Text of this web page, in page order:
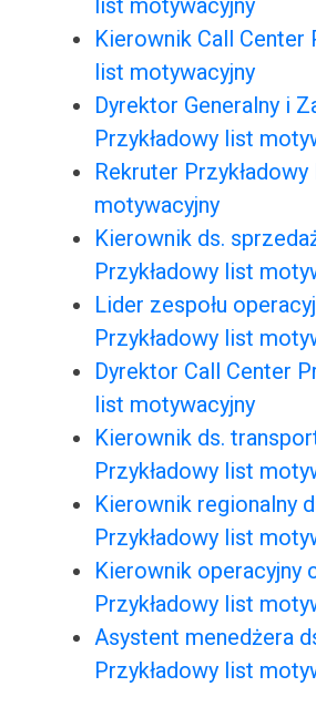
list motywacyjny
Kierownik Call Center
list motywacyjny
Dyrektor Generalny i
Przykładowy list
Rekruter Przykładowy
motywacyjny
Kierownik ds.
Przykładowy list
Lider zespołu
Przykładowy list
Dyrektor Call Center
list motywacyjny
Kierownik ds.
Przykładowy list
Kierownik regionalny
Przykładowy list
Kierownik operacyjny
Przykładowy list
Asystent menedżera
Przykładowy list